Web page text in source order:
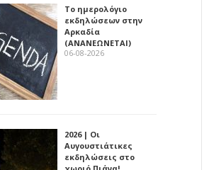
Το ημερολόγιο
εκδηλώσεων στην
Αρκαδία
(ΑΝΑΝΕΩΝΕΤΑΙ)
06-08-2026
2026 | Οι
Αυγουστιάτικες
εκδηλώσεις στο